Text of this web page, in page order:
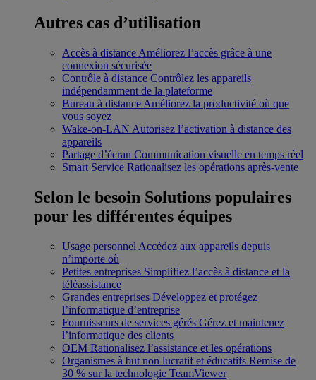
Autres cas d’utilisation
Accès à distance Améliorez l’accès grâce à une
connexion sécurisée
Contrôle à distance Contrôlez les appareils
indépendamment de la plateforme
Bureau à distance Améliorez la productivité où que
vous soyez
Wake-on-LAN Autorisez l’activation à distance des
appareils
Partage d’écran Communication visuelle en temps réel
Smart Service Rationalisez les opérations après-vente
Selon le besoin Solutions populaires
pour les différentes équipes
Usage personnel Accédez aux appareils depuis
n’importe où
Petites entreprises Simplifiez l’accès à distance et la
téléassistance
Grandes entreprises Développez et protégez
l’informatique d’entreprise
Fournisseurs de services gérés Gérez et maintenez
l’informatique des clients
OEM Rationalisez l’assistance et les opérations
Organismes à but non lucratif et éducatifs Remise de
30 % sur la technologie TeamViewer